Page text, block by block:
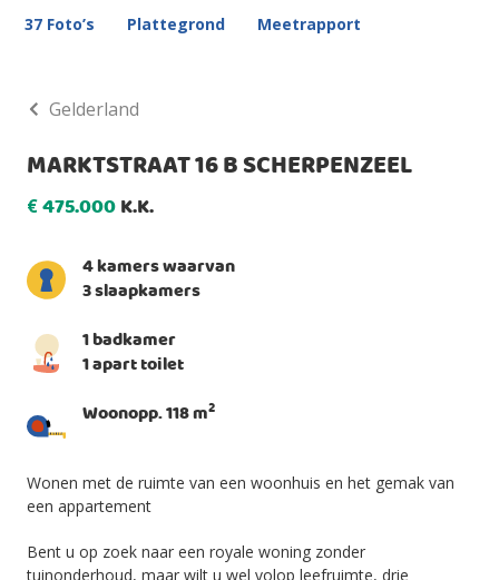
37 Foto’s Plattegrond Meetrapport
Gelderland
MARKTSTRAAT 16 B SCHERPENZEEL
€475.000K.K.
4 kamers waarvan
3 slaapkamers
1 badkamer
1 apart toilet
Woonopp. 118 m2
Wonen met de ruimte van een woonhuis en het gemak van
een appartement
Bent u op zoek naar een royale woning zonder
tuinonderhoud, maar wilt u wel volop leefruimte, drie